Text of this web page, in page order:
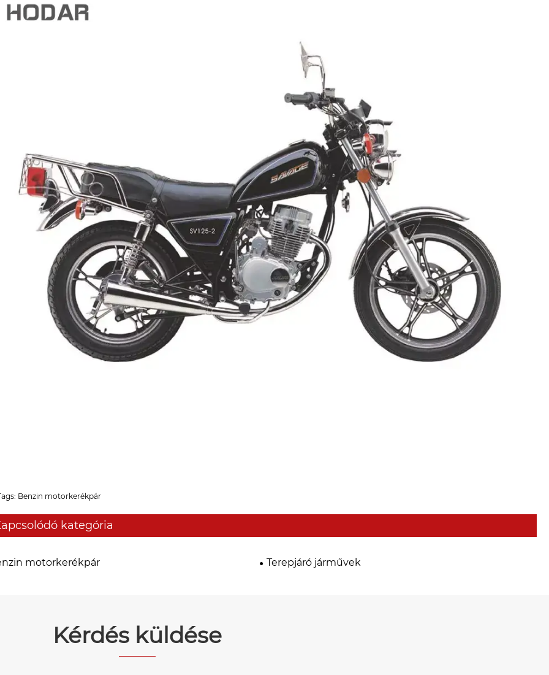
Benzin motorkerékpár
kategória
motorkerékpár Terepjáró járművek
Kérdés küldése